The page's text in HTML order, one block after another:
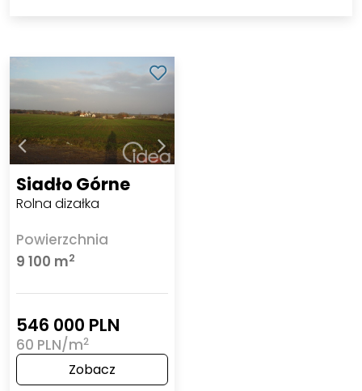
Siadło Górne
Rolna dizałka
Powierzchnia
9 100 m2
546 000 PLN
60 PLN/m2
Zobacz